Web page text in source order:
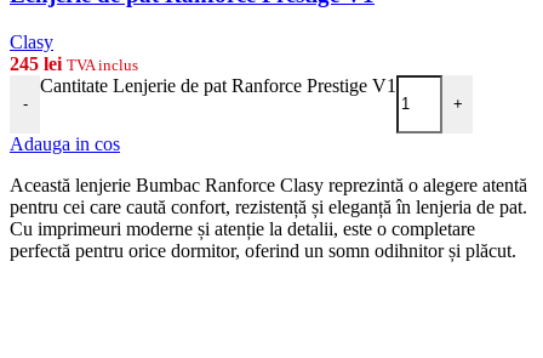
Clasy
245 lei TVA inclus
-
Cantitate Lenjerie de pat Ranforce Prestige V1
+
Adauga in cos
Această lenjerie Bumbac Ranforce Clasy reprezintă o alegere atentă
pentru cei care caută confort, rezistență și eleganță în lenjeria de pat.
Cu imprimeuri moderne și atenție la detalii, este o completare
perfectă pentru orice dormitor, oferind un somn odihnitor și plăcut.